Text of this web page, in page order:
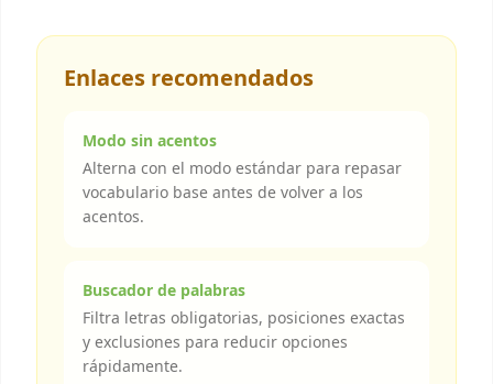
Enlaces recomendados
Modo sin acentos
Alterna con el modo estándar para repasar
vocabulario base antes de volver a los
acentos.
Buscador de palabras
Filtra letras obligatorias, posiciones exactas
y exclusiones para reducir opciones
rápidamente.